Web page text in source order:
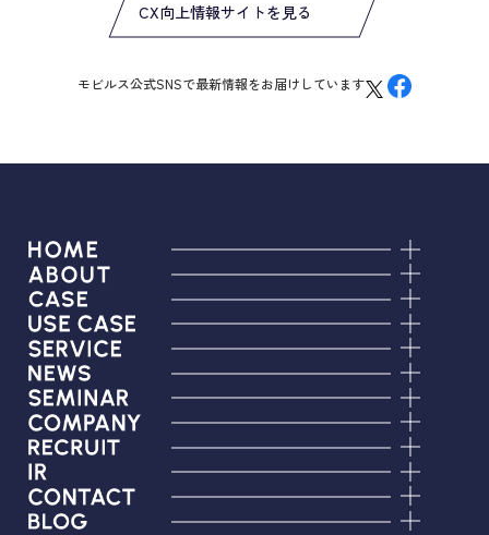
採用情報
CX向上情報サイト
CX向上情報サイトを見る
モビルス公式SNSで最新情報をお届けしています